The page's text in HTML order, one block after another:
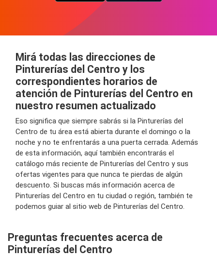
Mirá todas las direcciones de
Pinturerías del Centro y los
correspondientes horarios de
atención de Pinturerías del Centro en
nuestro resumen actualizado
Eso significa que siempre sabrás si la Pinturerías del
Centro de tu área está abierta durante el domingo o la
noche y no te enfrentarás a una puerta cerrada. Además
de esta información, aquí también encontrarás el
catálogo más reciente de Pinturerías del Centro y sus
ofertas vigentes para que nunca te pierdas de algún
descuento. Si buscas más información acerca de
Pinturerías del Centro en tu ciudad o región, también te
podemos guiar al sitio web de Pinturerías del Centro.
Preguntas frecuentes acerca de
Pinturerías del Centro